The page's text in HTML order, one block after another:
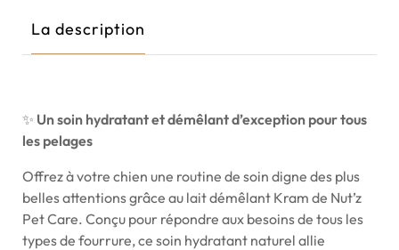
La description
✨ Un soin hydratant et démêlant d’exception pour tous
les pelages
Offrez à votre chien une routine de soin digne des plus
belles attentions grâce au lait démêlant Kram de Nut’z
Pet Care. Conçu pour répondre aux besoins de tous les
types de fourrure, ce soin hydratant naturel allie